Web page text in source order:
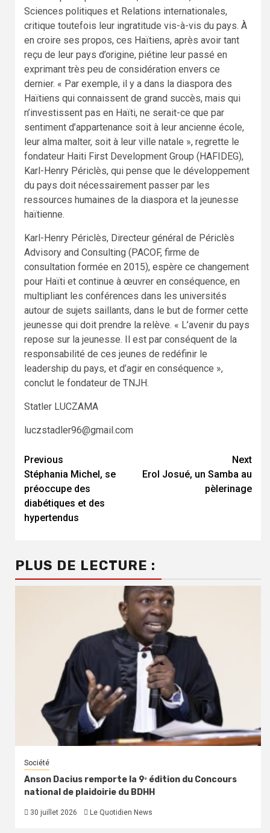
Sciences politiques et Relations internationales,
critique toutefois leur ingratitude vis-à-vis du pays. À
en croire ses propos, ces Haïtiens, après avoir tant
reçu de leur pays d’origine, piétine leur passé en
exprimant très peu de considération envers ce
dernier. « Par exemple, il y a dans la diaspora des
Haïtiens qui connaissent de grand succès, mais qui
n’investissent pas en Haïti, ne serait-ce que par
sentiment d’appartenance soit à leur ancienne école,
leur alma malter, soit à leur ville natale », regrette le
fondateur Haiti First Development Group (HAFIDEG),
Karl-Henry Périclès, qui pense que le développement
du pays doit nécessairement passer par les
ressources humaines de la diaspora et la jeunesse
haïtienne.
Karl-Henry Périclès, Directeur général de Périclès
Advisory and Consulting (PACOF, firme de
consultation formée en 2015), espère ce changement
pour Haïti et continue à œuvrer en conséquence, en
multipliant les conférences dans les universités
autour de sujets saillants, dans le but de former cette
jeunesse qui doit prendre la relève. « L’avenir du pays
repose sur la jeunesse. Il est par conséquent de la
responsabilité de ces jeunes de redéfinir le
leadership du pays, et d’agir en conséquence »,
conclut le fondateur de TNJH.
Statler LUCZAMA
luczstadler96@gmail.com
Continue
Reading
Previous
Stéphania Michel, se
préoccupe des
diabétiques et des
hypertendus
Next
Erol Josué, un Samba au
pèlerinage
PLUS DE LECTURE :
Société
Anson Dacius remporte la 9ᵉ édition du Concours
national de plaidoirie du BDHH
30 juillet 2026 Le Quotidien News